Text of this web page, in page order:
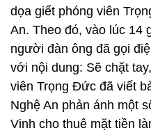
dọa giết phóng viên
An. Theo đó, vào lúc 14
người đàn ông đã gọi
với nội dung: Sẽ chặt
viên Trọng Đức đã viết
Nghệ An phản ánh một
Vinh cho thuê mặt tiền